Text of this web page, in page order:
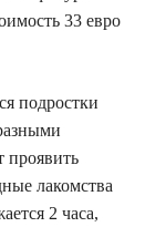
33 евро
подростки
проявить
лакомства
2 часа,